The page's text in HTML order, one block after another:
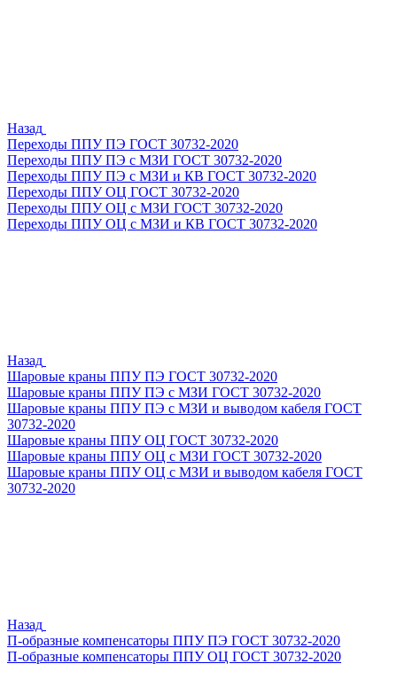
Назад
Переходы ППУ ПЭ ГОСТ 30732-2020
Переходы ППУ ПЭ с МЗИ ГОСТ 30732-2020
Переходы ППУ ПЭ с МЗИ и КВ ГОСТ 30732-2020
Переходы ППУ ОЦ ГОСТ 30732-2020
Переходы ППУ ОЦ с МЗИ ГОСТ 30732-2020
Переходы ППУ ОЦ с МЗИ и КВ ГОСТ 30732-2020
Назад
Шаровые краны ППУ ПЭ ГОСТ 30732-2020
Шаровые краны ППУ ПЭ с МЗИ ГОСТ 30732-2020
Шаровые краны ППУ ПЭ с МЗИ и выводом кабеля ГОСТ
30732-2020
Шаровые краны ППУ ОЦ ГОСТ 30732-2020
Шаровые краны ППУ ОЦ с МЗИ ГОСТ 30732-2020
Шаровые краны ППУ ОЦ с МЗИ и выводом кабеля ГОСТ
30732-2020
Назад
П-образные компенсаторы ППУ ПЭ ГОСТ 30732-2020
П-образные компенсаторы ППУ ОЦ ГОСТ 30732-2020